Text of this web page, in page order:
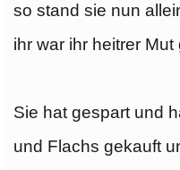
so stand sie nun
ihr war ihr heitrer Mut
Sie hat gespart und
und Flachs gekauft